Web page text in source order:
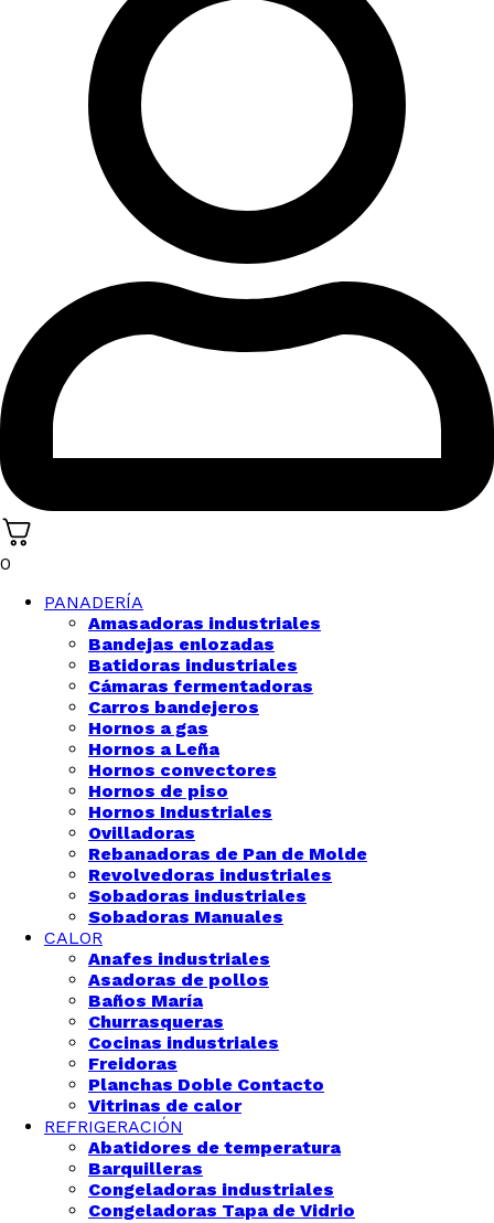
0
PANADERÍA
Amasadoras industriales
Bandejas enlozadas
Batidoras industriales
Cámaras fermentadoras
Carros bandejeros
Hornos a gas
Hornos a Leña
Hornos convectores
Hornos de piso
Hornos Industriales
Ovilladoras
Rebanadoras de Pan de Molde
Revolvedoras industriales
Sobadoras industriales
Sobadoras Manuales
CALOR
Anafes industriales
Asadoras de pollos
Baños María
Churrasqueras
Cocinas industriales
Freidoras
Planchas Doble Contacto
Vitrinas de calor
REFRIGERACIÓN
Abatidores de temperatura
Barquilleras
Congeladoras industriales
Congeladoras Tapa de Vidrio